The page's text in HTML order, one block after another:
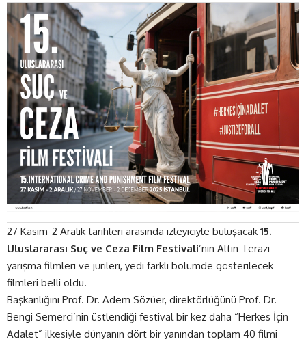
27 Kasım-2 Aralık tarihleri arasında izleyiciyle buluşacak 15.
Uluslararası Suç ve Ceza Film Festivali’nin Altın Terazi
yarışma filmleri ve jürileri, yedi farklı bölümde gösterilecek
filmleri belli oldu.
Başkanlığını Prof. Dr. Adem Sözüer, direktörlüğünü Prof. Dr.
Bengi Semerci’nin üstlendiği festival bir kez daha “Herkes İçin
Adalet” ilkesiyle dünyanın dört bir yanından toplam 40 filmi